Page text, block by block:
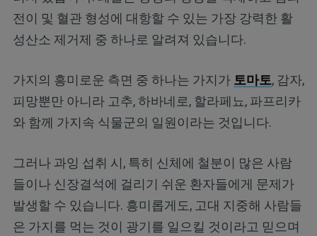
전이 및 혈관 형성에 대항할 수 있는 가장 강력한 활
성산소 제거제 중 하나로 알려져 있습니다.
가지의 흥미로운 측면 중 하나는 가지가 토마토, 감자,
피망뿐만 아니라 고추, 하바네로, 할라페뇨, 파프리카
와 함께 가지속 식물군의 일원이라는 것입니다.
그러나 과잉 섭취 시, 특히 신체에 철분이 많은 사람
들이나 신장결석에 걸리기 쉬운 환자들에게 문제가
발생할 수 있습니다. 흥미롭게도, 고대 지중해 사람들
은 가지를 먹는 것이 광기를 일으킬 것이라고 믿으며